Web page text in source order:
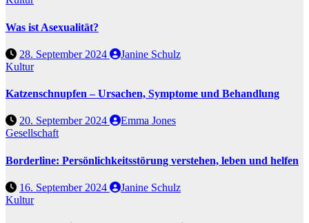
Was ist Asexualität?
28. September 2024
Janine Schulz
Kultur
Katzenschnupfen – Ursachen, Symptome und Behandlung
20. September 2024
Emma Jones
Gesellschaft
Borderline: Persönlichkeitsstörung verstehen, leben und helfen
16. September 2024
Janine Schulz
Kultur